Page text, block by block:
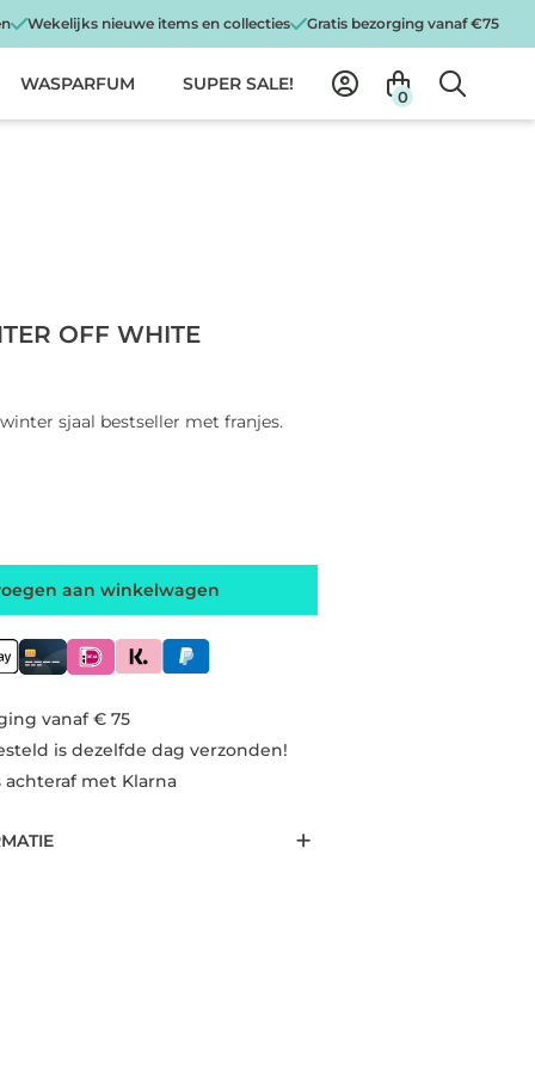
Wekelijks nieuwe items en collecties Gratis bezorging vanaf €75
WASPARFUM SUPER SALE!
0
OFF WHITE
sjaal bestseller met franjes.
aan winkelwagen
vanaf € 75
is dezelfde dag verzonden!
achteraf met Klarna